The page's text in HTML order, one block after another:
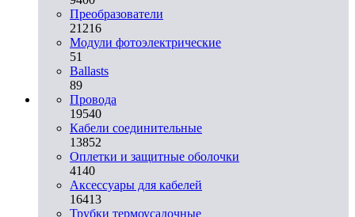
Преобразователи
21216
Модули фотоэлектрические
51
Ballasts
89
Провода
19540
Кабели соединительные
13852
Оплетки и защитные оболочки
4140
Аксессуары для кабелей
16413
Трубки термоусадочные